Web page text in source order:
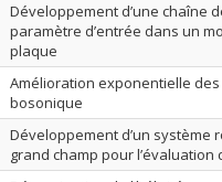
Développement d’une chaîne
paramètre d’entrée dans un
plaque
Amélioration exponentielle
bosonique
Développement d’un système
grand champ pour